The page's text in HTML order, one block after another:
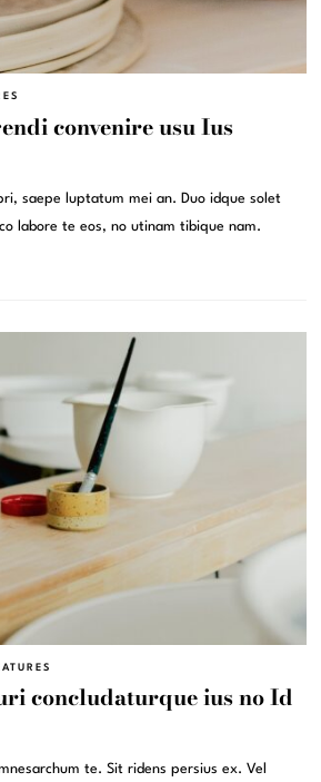
convenire usu Ius
saepe luptatum mei an. Duo idque solet
labore te eos, no utinam tibique nam.
concludaturque ius no Id
te. Sit ridens persius ex. Vel